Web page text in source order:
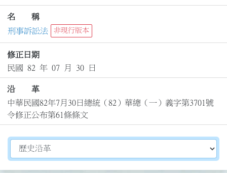
名 稱
刑事訴訟法
非現行版本
修正日期
民國 82 年 07 月 30 日
沿 革
中華民國82年7月30日總統（82）華總（一）義字第3701號
令修正公布第61條條文
切換選擇法規資訊內容